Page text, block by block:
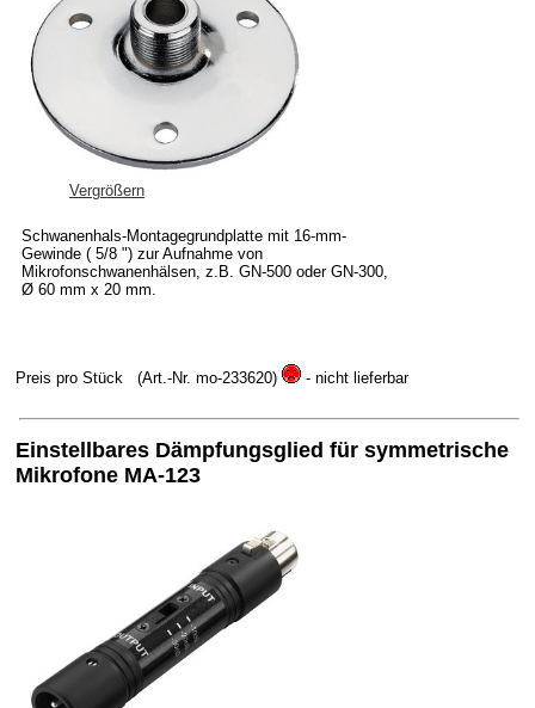
Vergrößern
Schwanenhals-Montagegrundplatte mit 16-mm-
Gewinde ( 5/8 ") zur Aufnahme von
Mikrofonschwanenhälsen, z.B. GN-500 oder GN-300,
Ø 60 mm x 20 mm.
Preis pro Stück (Art.-Nr. mo-233620) - nicht lieferbar
Einstellbares Dämpfungsglied für symmetrische
Mikrofone MA-123